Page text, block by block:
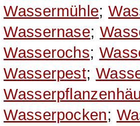
Wassermühle;
Wassernase;
Wasserochs;
Wasserpest;
Wasserpocken;